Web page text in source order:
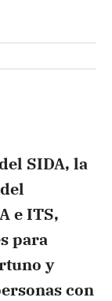
SIDA, la
e ITS,
para
y
con